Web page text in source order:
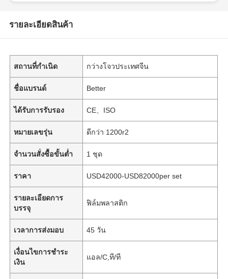
รายละเอียดสินค้า
สถานที่กำเนิด กว่างโจวประเทศจีน
ชื่อแบรนด์ Better
ได้รับการรับรอง CE、ISO
หมายเลขรุ่น ดีกว่า 1200r2
จำนวนสั่งซื้อขั้นต่ำ 1 ชุด
ราคา USD42000-USD82000per set
รายละเอียดการ
บรรจุ
ฟิล์มพลาสติก
เวลาการส่งมอบ 45 วัน
เงื่อนไขการชำระ
เงิน
แอล/C,ที/ที